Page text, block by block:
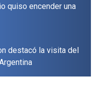
quiso encender una
destacó la visita del